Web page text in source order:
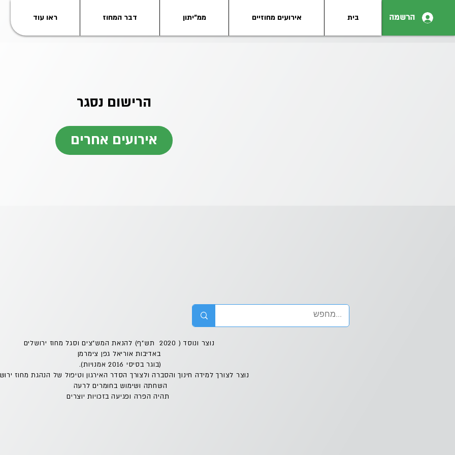
הרשמה בית אירועים מחוזיים ממ"יתון דבר המחוז ראו עוד
הרישום נסגר
אירועים אחרים
נוצר ונוסד ( 2020 תש"ף) להנאת המש"צים וסגל מחוז ירושלים
באדיבות אוריאל גפן צימרמן
(בוגר בסיסי 2016 אמנויות).
נוצר לצורך למידה חינוך והסברה ולצורך הסדר האירגון וטיפול של הנהגת מחוז
השחתה ושימוש בחומרים לרעה
תהיה הפרה ופגיעה בזכויות יוצרים